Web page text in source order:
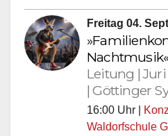
Freitag 04.
Leitung |
| Göttinger
16:00 Uhr |
Waldorfschule